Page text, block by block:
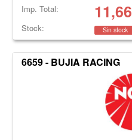
Imp. Total: 11,66
Stock: Sin stock
6659 - BUJIA RACING